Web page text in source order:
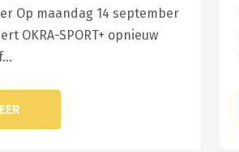
Op maandag 14 september
OKRA-SPORT+ opnieuw